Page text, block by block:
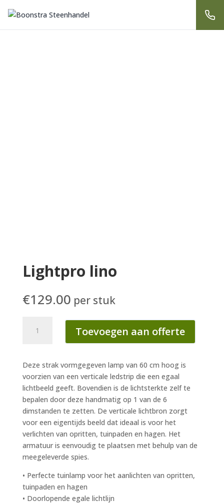
Lightpro lino
€129.00 per stuk
Toevoegen aan offerte
Deze strak vormgegeven lamp van 60 cm hoog is
voorzien van een verticale ledstrip die een egaal
lichtbeeld geeft. Bovendien is de lichtsterkte zelf te
bepalen door deze handmatig op 1 van de 6
dimstanden te zetten. De verticale lichtbron zorgt
voor een eigentijds beeld dat ideaal is voor het
verlichten van opritten, tuinpaden en hagen. Het
armatuur is eenvoudig te plaatsen met behulp van de
meegeleverde spies.
• Perfecte tuinlamp voor het aanlichten van opritten,
tuinpaden en hagen
• Doorlopende egale lichtlijn